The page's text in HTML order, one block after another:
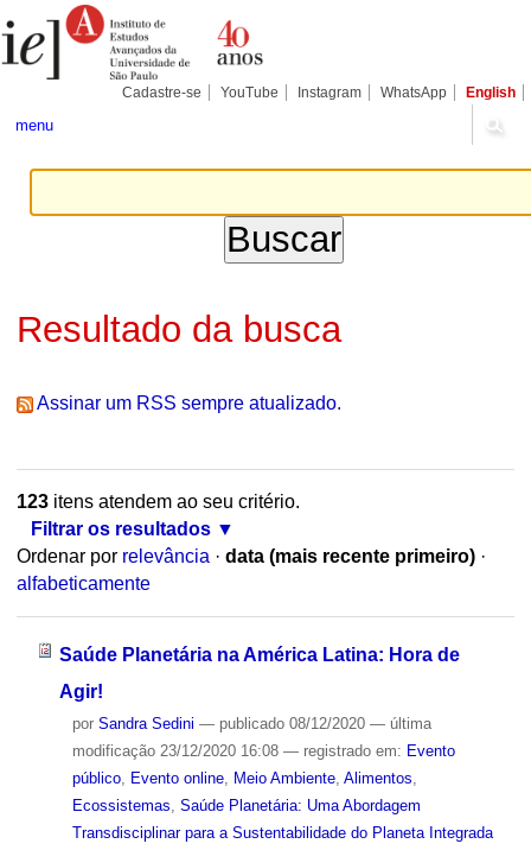
para
conteúdo.
Pessoais
Cadastre-se YouTube Instagram WhatsApp English
menu
Resultado da busca
Assinar um RSS sempre atualizado.
123itens atendem ao seu critério.
Filtrar os resultados
Ordenar por relevância · data (mais recente primeiro) ·
alfabeticamente
Saúde Planetária na América Latina: Hora de
Agir!
por Sandra Sedini — publicado08/12/2020 — última
modificação23/12/2020 16:08 — registrado em: Evento
público, Evento online, Meio Ambiente, Alimentos
Ecossistemas Saúde Planetária: Uma Abordagem
Transdisciplinar para a Sustentabilidade do Planeta Integrada